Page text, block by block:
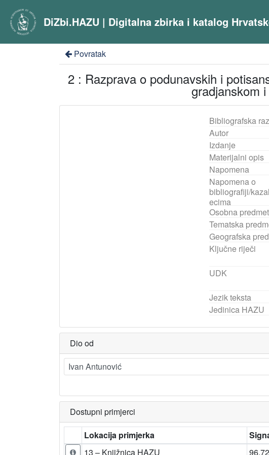
DiZbi.HAZU | Digitalna zbirka i katalog
Povratak
2 : Razprava o podunavskih i
gradjanskom
Bibliografska
Autor
Izdanje
Materijalni opis
Napomena
Napomena o
bibliografiji/
ecima
Osobna
Tematska
Geografska
Ključne riječi
UDK
Jezik teksta
Jedinica HAZU
Dio od
Ivan Antunović
Dostupni primjerci
Lokacija primjerka
13 – Knjižnica HAZU